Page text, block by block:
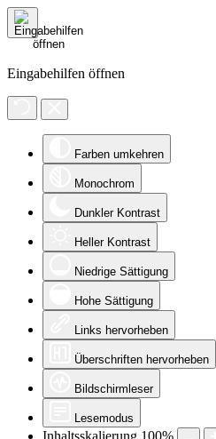
Eingabehilfen öffnen
Farben umkehren
Monochrom
Dunkler Kontrast
Heller Kontrast
Niedrige Sättigung
Hohe Sättigung
Links hervorheben
Überschriften hervorheben
Bildschirmleser
Lesemodus
Inhaltsskalierung 100%